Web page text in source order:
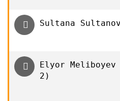
Sultana
Elyor Meliboyev
2)